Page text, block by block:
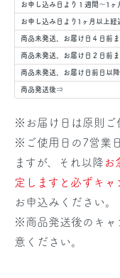
お申し込み日より１週間～1
お申し込み日より1ヶ月以上
商品未発送、お届け日４日前
商品未発送、お届け日２日前
商品未発送、お届け日前日以
商品発送後⇒
※お届け日は原則ご
※ご使用日の7営業
ますが、それ以降 お
定しますと必ずキャ
お申込みください。
※商品発送後のキャ
意ください。